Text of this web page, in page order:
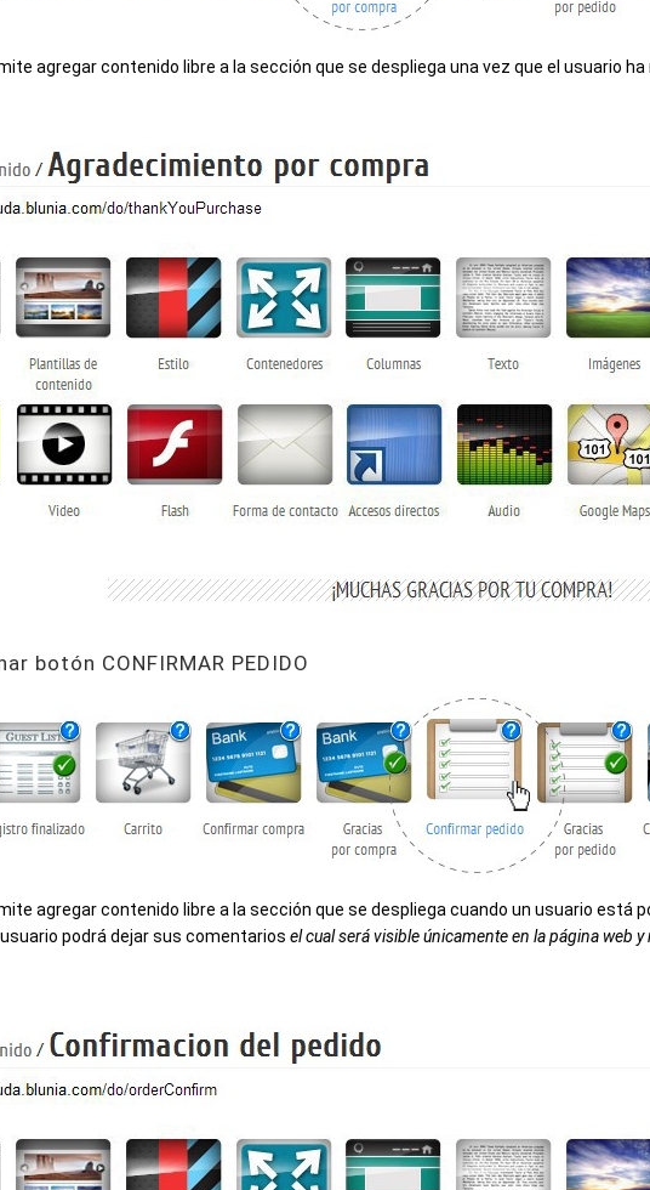
agregar contenido libre a la sección que se despliega una vez que el usuario
botón CONFIRMAR PEDIDO
agregar contenido libre a la sección que se despliega cuando un usuario está
podrá dejar sus comentarios el cual será visible únicamente en la página web